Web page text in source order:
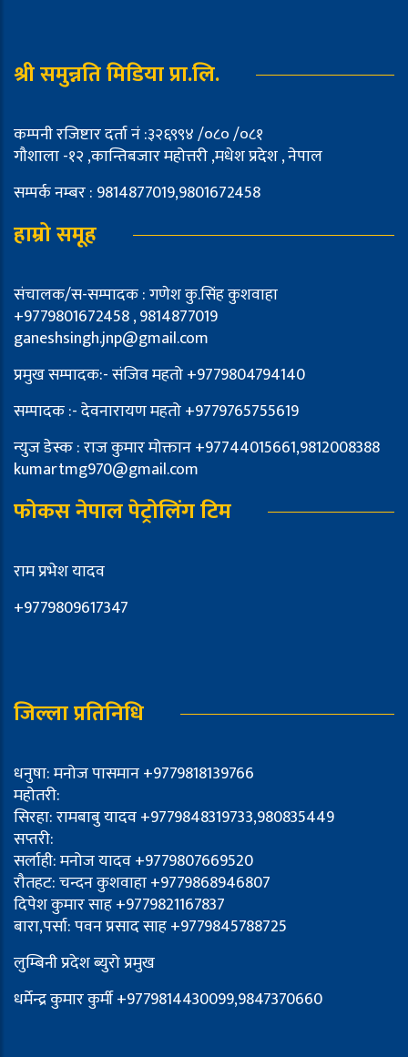
श्री समुन्नति मिडिया प्रा.लि.
कम्पनी रजिष्टार दर्ता नं :३२६९९४ /०८० /०८१
गौशाला -१२ ,कान्तिबजार महोत्तरी ,मधेश प्रदेश , नेपाल
सम्पर्क नम्बर : 9814877019,9801672458
हाम्रो समूह
संचालक/स-सम्पादक : गणेश कु.सिंह कुशवाहा
+9779801672458 , 9814877019
ganeshsingh.jnp@gmail.com
प्रमुख सम्पादक:- संजिव महतो +9779804794140
सम्पादक :- देवनारायण महतो +9779765755619
न्युज डेस्क : राज कुमार मोक्तान +97744015661,9812008388
kumartmg970@gmail.com
फोकस नेपाल पेट्रोलिंग टिम
राम प्रभेश यादव
+9779809617347
जिल्ला प्रतिनिधि
धनुषा: मनोज पासमान +9779818139766
महोतरी:
सिरहा: रामबाबु यादव +9779848319733,980835449
सप्तरी:
सर्लाही: मनोज यादव +9779807669520
रौतहट: चन्दन कुशवाहा +9779868946807
दिपेश कुमार साह +9779821167837
बारा,पर्सा: पवन प्रसाद साह +9779845788725
लुम्बिनी प्रदेश ब्युरो प्रमुख
धर्मेन्द्र कुमार कुर्मी +9779814430099,9847370660